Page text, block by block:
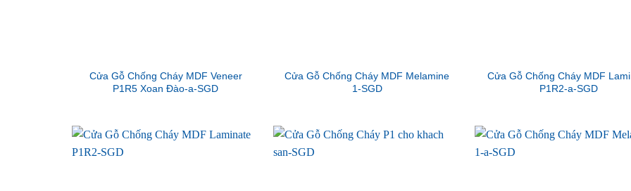
Cửa Gỗ Chống Cháy MDF Veneer
P1R5 Xoan Đào-a-SGD
Cửa Gỗ Chống Cháy MDF Melamine
1-SGD
Cửa Gỗ Chống Cháy MDF
P1R2-a-SGD